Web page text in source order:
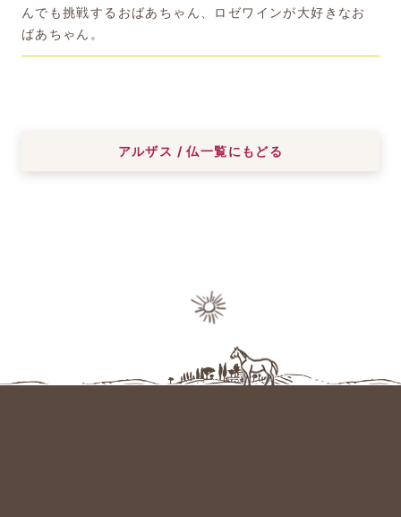
んでも挑戦するおばあちゃん、ロゼワインが大好きなお
ばあちゃん。
アルザス / 仏一覧にもどる